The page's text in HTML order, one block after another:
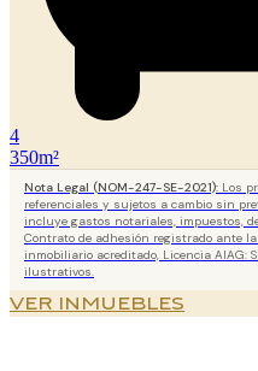
4
350m²
Nota Legal (NOM-247-SE-2021): Los
referenciales y sujetos a cambio sin
incluye gastos notariales, impuestos,
Contrato de adhesión registrado ante la
inmobiliario acreditado, Licencia AIAG:
ilustrativos.
VER INMUEBLES